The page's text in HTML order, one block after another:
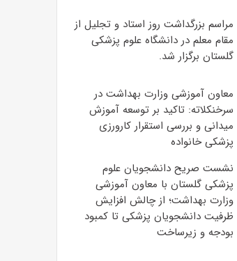
مراسم بزرگداشت روز استاد و تجلیل از
مقام معلم در دانشگاه علوم پزشکی
گلستان برگزار شد.‌
معاون آموزشی وزارت بهداشت در
سرخنکلاته: تاکید بر توسعه آموزش
میدانی و بررسی استقرار کارورزی
پزشکی ‌خانواده
نشست صریح دانشجویان علوم
پزشکی گلستان با معاون آموزشی
وزارت بهداشت؛ از چالش افزایش
ظرفیت دانشجویان ‌پزشکی تا کمبود
بودجه و زیرساخت